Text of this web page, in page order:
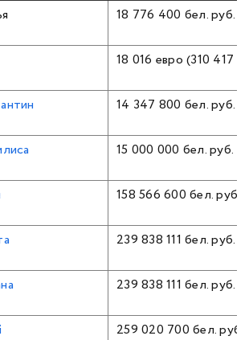
18 776 400 бел. руб.
18 016 евро (310 417
14 347 800 бел. руб.
15 000 000 бел. руб.
158 566 600 бел. руб.
239 838 111 бел. руб.
239 838 111 бел. руб.
259 020 700 бел. руб.